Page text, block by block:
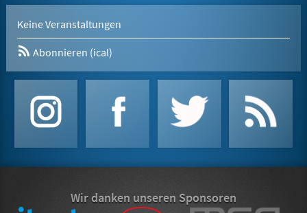
Keine Veranstaltungen
Abonnieren (ical)
Wir danken unseren Sponsoren